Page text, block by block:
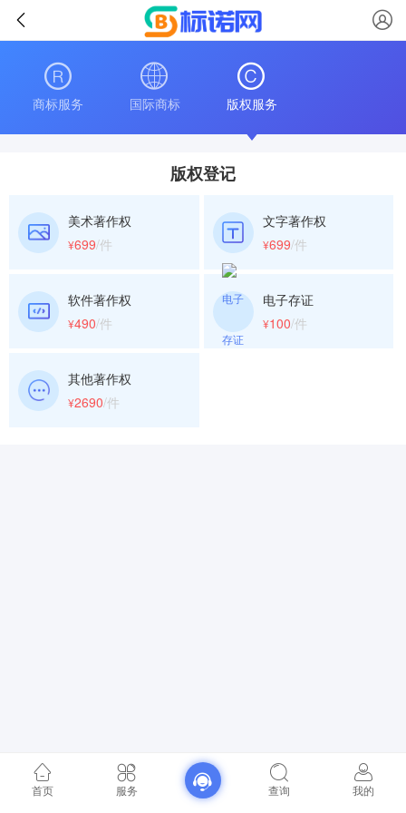
商标服务 国际商标 版权服务
版权登记
美术著作权
¥699/件
文字著作权
¥699/件
软件著作权
¥490/件
电子存证
¥100/件
其他著作权
¥2690/件
首页 服务 查询 我的